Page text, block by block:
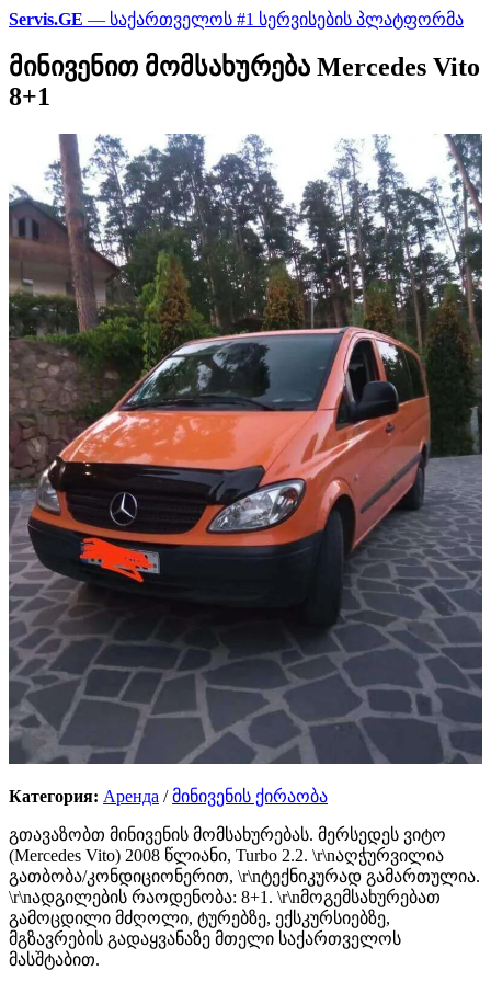
Servis.GE — საქართველოს #1 სერვისების პლატფორმა
მინივენით მომსახურება Mercedes Vito
8+1
Категория: Аренда /მინივენის ქირაობა
გთავაზობთ მინივენის მომსახურებას. მერსედეს ვიტო
(Mercedes Vito) 2008 წლიანი, Turbo 2.2. \r\nაღჭურვილია
გათბობა/კონდიციონერით, \r\nტექნიკურად გამართულია.
\r\nადგილების რაოდენობა: 8+1. \r\nმოგემსახურებათ
გამოცდილი მძღოლი, ტურებზე, ექსკურსიებზე,
მგზავრების გადაყვანაზე მთელი საქართველოს
მასშტაბით.